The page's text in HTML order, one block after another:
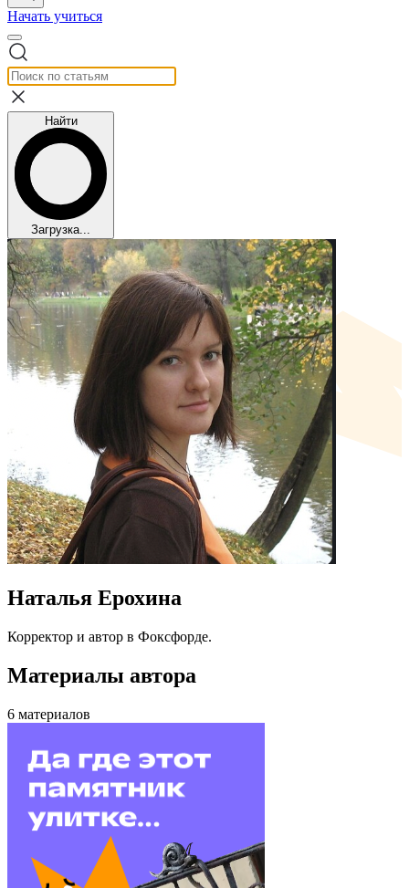
Начать учиться
Найти
Загрузка...
Наталья Ерохина
Корректор и автор в Фоксфорде.
Материалы автора
6 материалов